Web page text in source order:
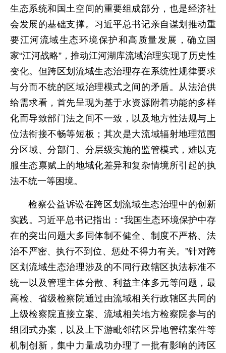
生态系统和国土空间的重要组成部分，也是经济社
会发展的基础支撑。习近平总书记亲自谋划推动重
要江河流域生态环境保护和高质量发展，确立国
家“江河战略”，推动江河湖库流域治理实现了历史性
变化。但跨区划流域生态治理存在系统性规律要求
与分而不统的区域治理模式之间的矛盾。从法治供
给需求看，首先呈现为基于水资源附着功能的多样
化而导致部门法之间不一致，以及地方性法规与上
位法衔接不畅等短板；其次是大流域辐射地理范围
分区域、分部门、分层级实施的监管模式，难以克
服生态禀赋上的地域化差异和复杂情境所引起的执
法不统一等困境。
检察公益诉讼在跨区划流域生态治理中的创新
实践。习近平总书记指出：“我国生态环境保护中存
在的突出问题大多同体制不健全、制度不严格、法
治不严密、执行不到位、惩处不得力有关。”针对跨
区划流域生态治理涉及的不同行政辖区执法标准不
统一以及管理主体分散、利益主体多元等问题，最
高检、省级检察院通过由流域相关行政辖区共同的
上级检察院直接立案、流域相关地方检察院参与的
组团式办案，以及上下游毗邻辖区异地管辖案件等
机制创新，集中力量成功办理了一批有影响的跨区